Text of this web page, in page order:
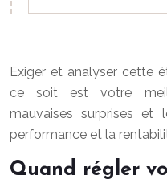
Exiger et analyser cette
ce soit est votre
mauvaises surprises
performance et la
Quand régler